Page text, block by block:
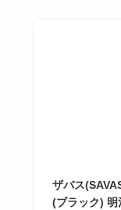
ザバス
(ブラック) 明